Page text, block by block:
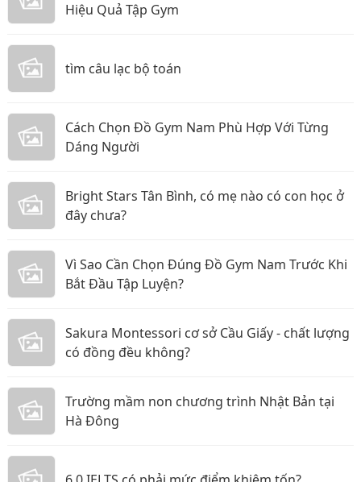
Hiệu Quả Tập Gym
tìm câu lạc bộ toán
Cách Chọn Đồ Gym Nam Phù Hợp Với Từng
Dáng Người
Bright Stars Tân Bình, có mẹ nào có con học ở
đây chưa?
Vì Sao Cần Chọn Đúng Đồ Gym Nam Trước Khi
Bắt Đầu Tập Luyện?
Sakura Montessori cơ sở Cầu Giấy - chất lượng
có đồng đều không?
Trường mầm non chương trình Nhật Bản tại
Hà Đông